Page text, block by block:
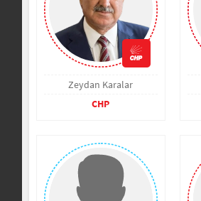
Zeydan Karalar
CHP